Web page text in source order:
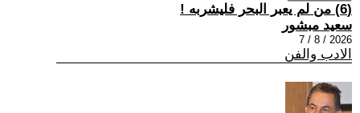
(6) من لم يعبر البحر فليشربه !
سعيد مبشور
2026 / 8 / 7
الادب والفن